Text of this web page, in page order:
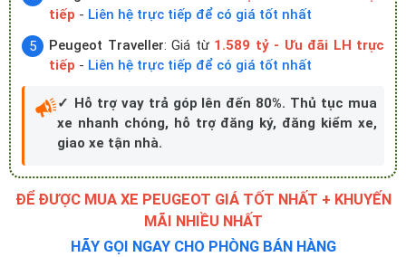
tiếp - Liên hệ trực tiếp để có giá tốt nhất
Peugeot Traveller: Giá từ 1.589 tỷ - Ưu đãi LH trực
tiếp - Liên hệ trực tiếp để có giá tốt nhất
✓ Hỗ trợ vay trả góp lên đến 80%. Thủ tục mua
xe nhanh chóng, hỗ trợ đăng ký, đăng kiểm xe,
giao xe tận nhà.
ĐỂ ĐƯỢC MUA XE PEUGEOT GIÁ TỐT NHẤT + KHUYẾN
MÃI NHIỀU NHẤT
HÃY GỌI NGAY CHO PHÒNG BÁN HÀNG